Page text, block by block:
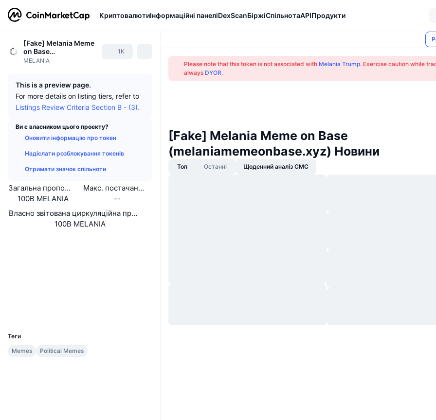
КриптовалютиІнформаційні панеліDexScanБіржіСпільнотаAPIПродукти
[Fake] Melania Meme
on Base
(melaniamemeonbase
MELANIA
1K
This is a preview page.
For more details on listing tiers, refer to
Listings Review Criteria Section B - (3).
Ви є власником цього проекту?
Оновити інформацію про токен
Надіслати розблокування токенів
Отримати значок спільноти
Загальна пропозиція
100B MELANIA
Макс. постачання
--
Власно звітована циркуляційна пропозиція
100B MELANIA
Теги
Memes
Political Memes
Please note that this token is not associated with Melania Trump. Exercise caution while
always DYOR.
[Fake] Melania Meme on Base
(melaniamemeonbase.xyz) Новини
Топ Останні Щоденний аналіз CMC